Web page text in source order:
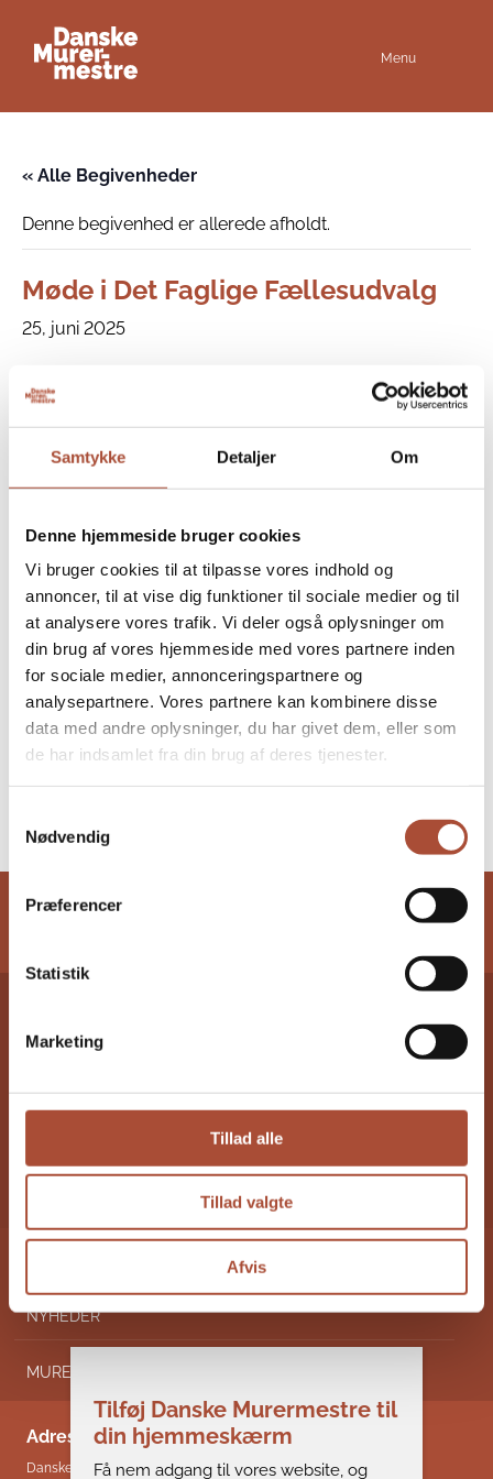
Samtykke Detaljer Om
Denne hjemmeside bruger cookies
Vi bruger cookies til at tilpasse vores indhold og
annoncer, til at vise dig funktioner til sociale medier og til
at analysere vores trafik. Vi deler også oplysninger om
din brug af vores hjemmeside med vores partnere inden
for sociale medier, annonceringspartnere og
analysepartnere. Vores partnere kan kombinere disse
data med andre oplysninger, du har givet dem, eller som
de har indsamlet fra din brug af deres tjenester.
Nødvendig
Præferencer
Statistik
Marketing
Tillad alle
Tillad valgte
Afvis
Menu
« Alle Begivenheder
Denne begivenhed er allerede afholdt.
Møde i Det Faglige Fællesudvalg
25, juni 2025
Stenhugger- og Stukkaturfaget.
DETALJER
25, juni 2025
STED
København
Skills Competition Camp
NYHEDER
MURERNYT
Adresse & kontakt
Danske Murermestre
Tilføj Danske Murermestre til
din hjemmeskærm
Få nem adgang til vores website, og